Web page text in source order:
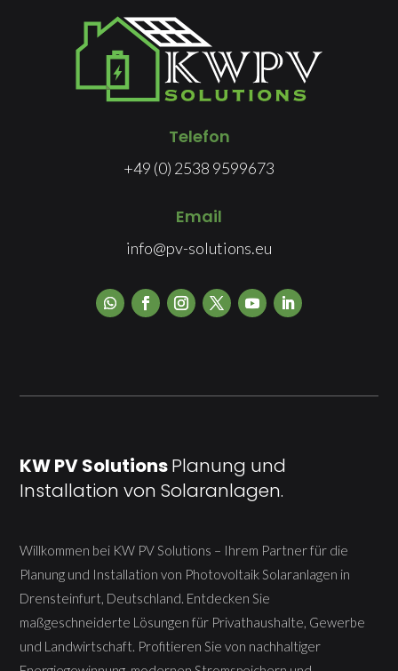
Telefon
+49 (0) 2538 9599673
Email
info@pv-solutions.eu
KW PV SolutionsPlanung und
Installation von Solaranlagen.
Willkommen bei KW PV Solutions – Ihrem Partner für die
Planung und Installation von Photovoltaik Solaranlagen in
Drensteinfurt, Deutschland. Entdecken Sie
maßgeschneiderte Lösungen für Privathaushalte, Gewerbe
und Landwirtschaft. Profitieren Sie von nachhaltiger